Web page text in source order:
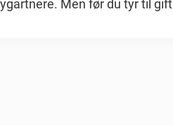
Men før du tyr til gift